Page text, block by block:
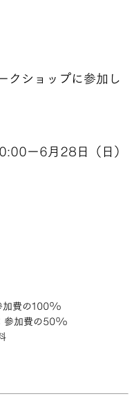
売
クショップに参加し
ー6月28日（日）
加費の100%
参加費の50%